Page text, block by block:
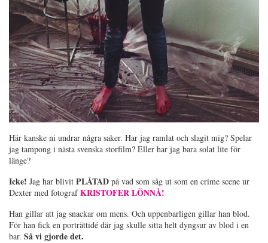
Här kanske ni undrar några saker. Har jag ramlat och slagit mig? Spelar
jag tampong i nästa svenska storfilm? Eller har jag bara solat lite för
länge?
Icke! Jag har blivit PLÅTAD på vad som såg ut som en crime scene ur
Dexter med fotografKRISTOFER LÖNNÅ!
Han gillar att jag snackar om mens. Och uppenbarligen gillar han blod.
För han fick en porträttidé där jag skulle sitta helt dyngsur av blod i en
bar. Så vi gjorde det.